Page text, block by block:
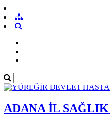
ADANA İL